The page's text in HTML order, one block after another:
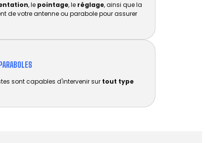
, le pointage, le réglage, ainsi que la
de votre antenne ou parabole pour assurer
sont capables d'intervenir sur tout type